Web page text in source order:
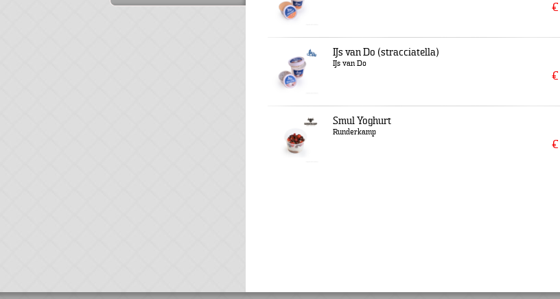
€
€
IJs van Do (stracciatella)
IJs van Do
€
Smul Yoghurt
Runderkamp